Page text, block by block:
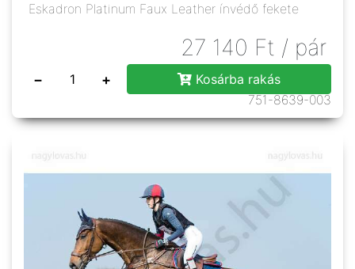
Eskadron Platinum Faux Leather ínvédő fekete
27 140 Ft / pár
− +
Kosárba rakás
751-8639-003